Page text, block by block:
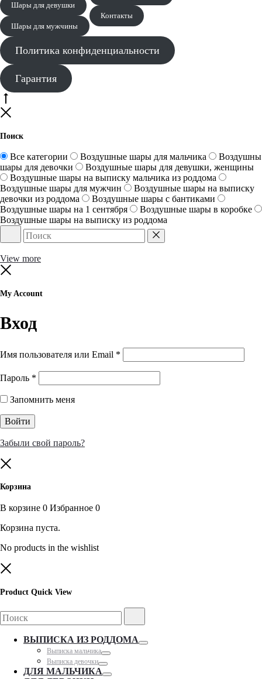
Шары для девушки
Шары для мужчины
Контакты
Политика конфиденциальности
Гарантия
Поиск
Все категории Воздушные шары для мальчика
Воздушны
шары для девочки
Воздушные шары для девушки, женщины
Воздушные шары на выписку мальчика из роддома
Воздушные шары для мужчин
Воздушные шары на выписку
девочки из роддома
Воздушные шары с бантиками
Воздушные шары на 1 сентября
Воздушные шары в коробке
Воздушные шары на выписку из роддома
Поиск
Reset
View more
My Account
Вход
Имя пользователя или Email *
Пароль *
Запомнить меня
Войти
Забыли свой пароль?
Корзина
В корзине 0 Избранное 0
Корзина пуста.
No products in the wishlist
Product Quick View
Search
for:
ВЫПИСКА ИЗ РОДДОМА
Toggle
Выписка мальчика
Toggle
Выписка девочки
Toggle
ДЛЯ МАЛЬЧИКА